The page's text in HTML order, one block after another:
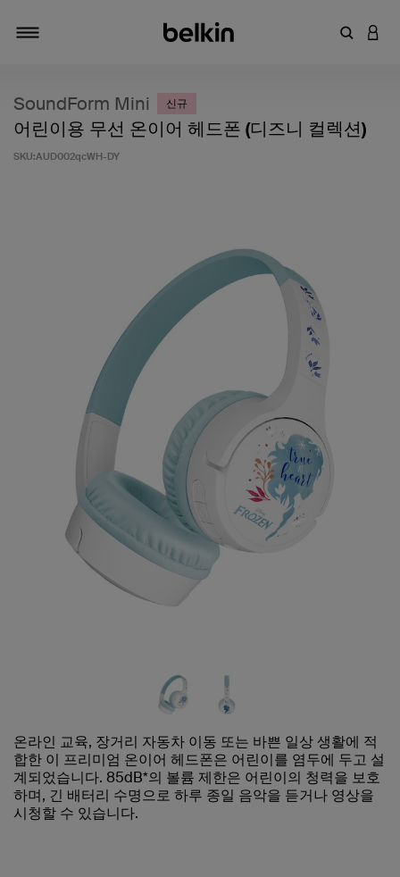
키워드
SoundForm Mini 신규
어린이용 무선 온이어 헤드폰 (디즈니 컬렉션)
SKU:AUD002qcWH-DY
온라인 교육, 장거리 자동차 이동 또는 바쁜 일상 생활에 적
합한 이 프리미엄 온이어 헤드폰은 어린이를 염두에 두고 설
계되었습니다. 85dB*의 볼륨 제한은 어린이의 청력을 보호
하며, 긴 배터리 수명으로 하루 종일 음악을 듣거나 영상을
시청할 수 있습니다.